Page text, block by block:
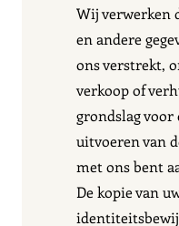
Wij verwerken
en andere
ons verstrekt,
verkoop of
grondslag voor
uitvoeren van
met ons bent
De kopie van